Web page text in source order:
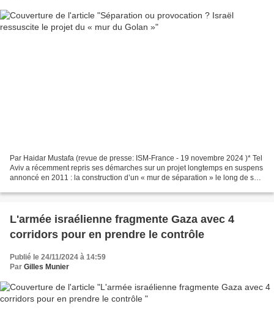
Par Haidar Mustafa (revue de presse: ISM-France - 19 novembre 2024 )* Tel
Aviv a récemment repris ses démarches sur un projet longtemps en suspens
annoncé en 2011 : la construction d’un « mur de séparation » le long de sa
L'armée israélienne fragmente Gaza avec 4
corridors pour en prendre le contrôle
Publié le 24/11/2024 à 14:59
Par Gilles Munier